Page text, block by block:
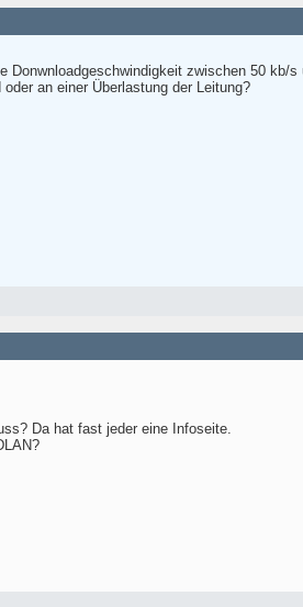
zwischen 50 kb/
an einer Überlastung der Leitung?
Da hat fast jeder eine Infoseite.